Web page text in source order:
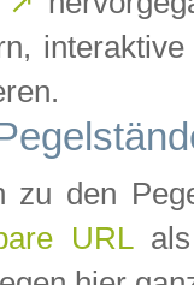
zu den
URLals